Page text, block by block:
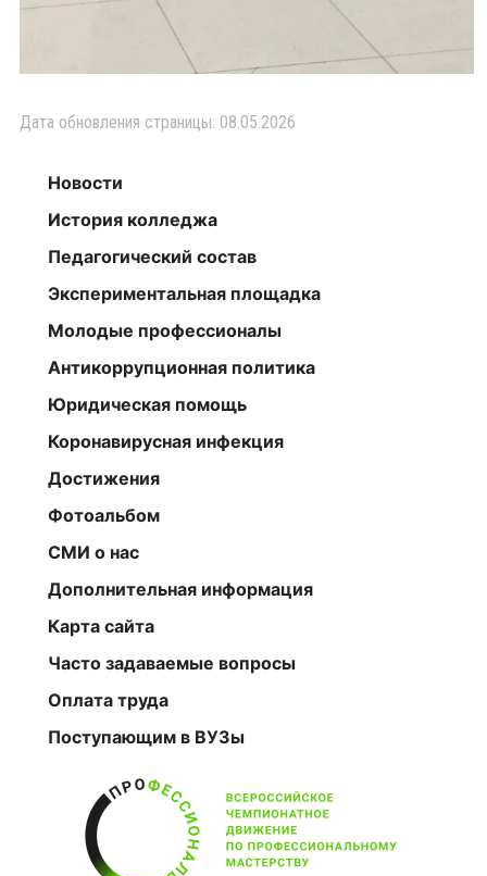
Дата обновления страницы: 08.05.2026
Новости
История колледжа
Педагогический состав
Экспериментальная площадка
Молодые профессионалы
Антикоррупционная политика
Юридическая помощь
Коронавирусная инфекция
Достижения
Фотоальбом
СМИ о нас
Дополнительная информация
Карта сайта
Часто задаваемые вопросы
Оплата труда
Поступающим в ВУЗы